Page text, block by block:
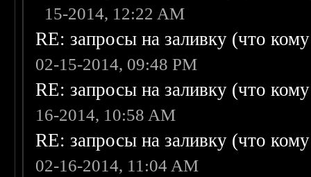
15-2014, 12:22 AM
RE: запросы на заливку (что
02-15-2014, 09:48 PM
RE: запросы на заливку (что
16-2014, 10:58 AM
RE: запросы на заливку (что
02-16-2014, 11:04 AM